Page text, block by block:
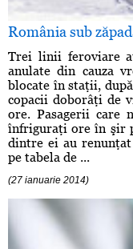
România sub
Trei linii feroviare
anulate din cauza
blocate în staţii,
copacii doborâţi de
ore. Pasagerii care
înfriguraţi ore în şir
dintre ei au
pe tabela de ...
(27 ianuarie 2014)